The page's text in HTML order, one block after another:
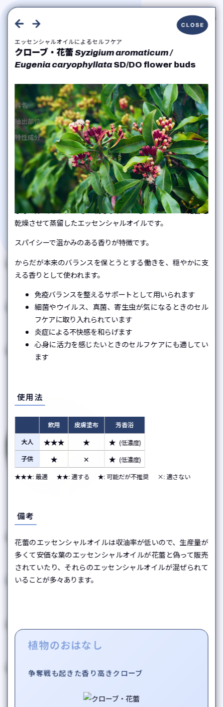
トップ
アロマテラピー入門
エッセンシャルオイル
よみもの
講習会のご案内
書籍のご紹介
私たちについて
お問い合わせ
プライバシーポリシー
Copyright © aromanet. All rights reserved.
Essential Oils
エッセンシャルオイルによるセルフケア
エッセンシャルオイルによるセルフケア
クローブ・花蕾Syzigium aromaticum /
Eugenia caryophyllataSD/DO flower buds
科名 フトモモ科
抽出部位 花蕾
特性成分
オイゲノール、酢酸オイゲニル、β-カリオフィレ
ンなど
香りと心身へのアプローチ
丁子（チョウジ）として親しまれている、クローブの花蕾を
乾燥させて蒸留したエッセンシャルオイルです。
スパイシーで温かみのある香りが特徴です。
からだが本来のバランスを保とうとする働きを、穏やかに支
える香りとして使われます。
免疫バランスを整えるサポートとして用いられます
細菌やウイルス、真菌、寄生虫が気になるときのセル
フケアに取り入れられています
炎症による不快感を和らげます
心身に活力を感じたいときのセルフケアにも適してい
ます
使用法
飲用 皮膚塗布
芳香浴
大人
★★★ ★ ★ (低濃度)
子供
★ ✕ ★ (低濃度)
★★★: 最適
★★: 適する ★: 可能だが不推奨 ×: 適さない
備考
花蕾のエッセンシャルオイルは収油率が低いので、生産量が
多くて安価な葉のエッセンシャルオイルが花蕾と偽って販売
されていたり、それらのエッセンシャルオイルが混ぜられて
いることが多々あります。
植物のおはなし
争奪戦も起きた香り高きクローブ
気分やシーン 香りのタイプ
コリアンダー・シード
Coriandrum sativum
パルマローザ
Cymbopogon martini
プチグレン
Citrus aurantium
サンダルウッド
Santalum album
Origanum compactum Abies balsamea
マンダリン
Citrus reticulata Zingiber officinale
タイム・チモール
Thymus vulgaris
Melaleuca cajuputi
ラヴィンサラ
Cinnamomum camphora
ユーカリラジアタ
Eucalyptus radiata
ローズ
Rosa damascena
Melaleuca quinquenervia
Corymbia citriodora /
Eucalyptus citriodora